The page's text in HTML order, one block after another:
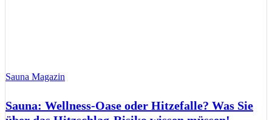
Sauna Magazin
Sauna: Wellness-Oase oder Hitzefalle? Was Sie